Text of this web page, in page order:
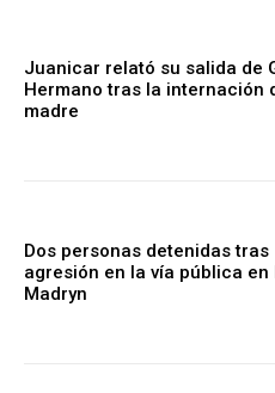
Juanicar relató su salida de
Hermano tras la internación
madre
Dos personas detenidas tras
agresión en la vía pública en
Madryn